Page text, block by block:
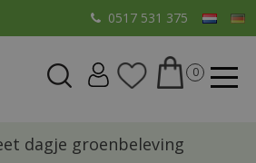
0517 531 375
dagje groenbeleving